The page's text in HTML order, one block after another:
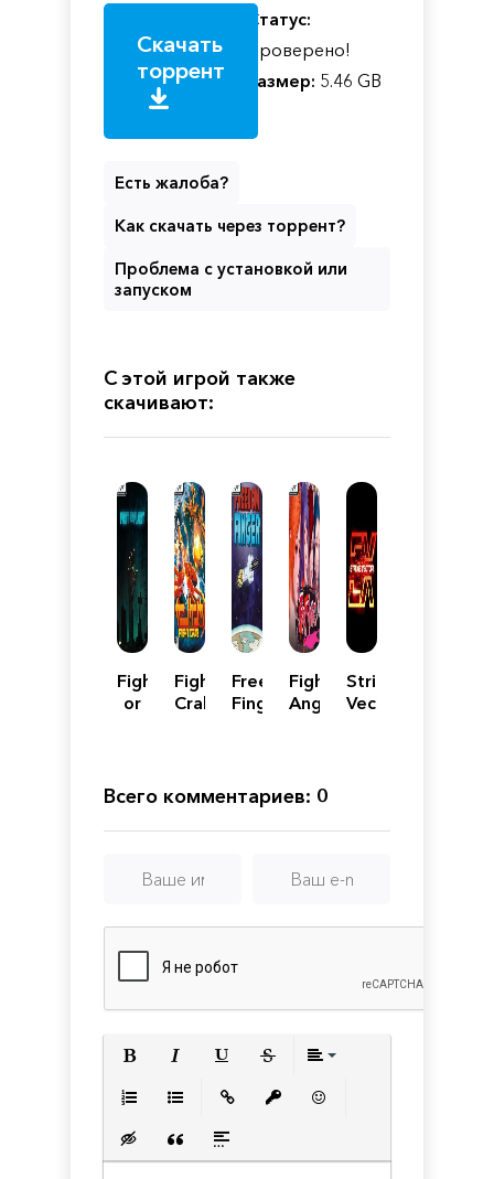
Скачать
торрент
Статус:
Проверено!
Размер: 5.46 GB
Есть жалоба?
Как скачать через торрент?
Проблема с установкой или
запуском
С этой игрой также
скачивают:
Fight
or
Fight
Crab
Freedom
Finger
Fight
Angel
Strike
Vector
Всего комментариев: 0
Вставка скрытого текста
Вставка цитаты
Вставка спойлера